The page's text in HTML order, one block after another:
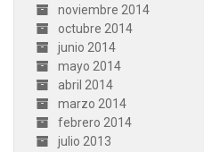
noviembre 2014
octubre 2014
junio 2014
mayo 2014
abril 2014
marzo 2014
febrero 2014
julio 2013